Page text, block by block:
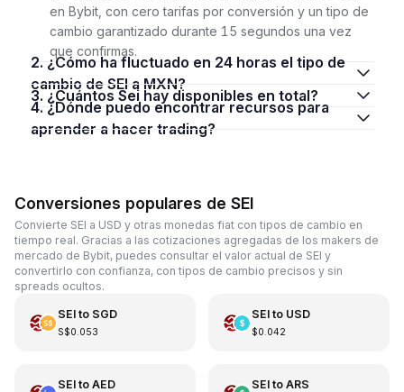
en Bybit, con cero tarifas por conversión y un tipo de
cambio garantizado durante 15 segundos una vez
que confirmas.
2. ¿Cómo ha fluctuado en 24 horas el tipo de
cambio de SEI a MXN?
3. ¿Cuántos Sei hay disponibles en total?
4. ¿Dónde puedo encontrar recursos para
aprender a hacer trading?
Conversiones populares de SEI
Convierte SEI a USD y otras monedas fiat con tipos de cambio en
tiempo real. Gracias a las cotizaciones agregadas de los makers de
mercado de Bybit, puedes consultar el valor actual de SEI y
convertirlo con confianza, con tipos de cambio precisos y sin
spreads ocultos.
SEIto SGD
S$0.053
SEIto USD
$0.042
SEIto AED SEIto ARS